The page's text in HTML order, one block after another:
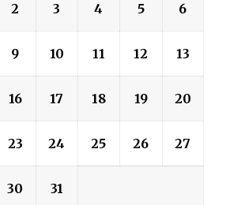
2 3 4 5 6
9 10 11 12 13
16 17 18 19 20
23 24 25 26 27
30 31